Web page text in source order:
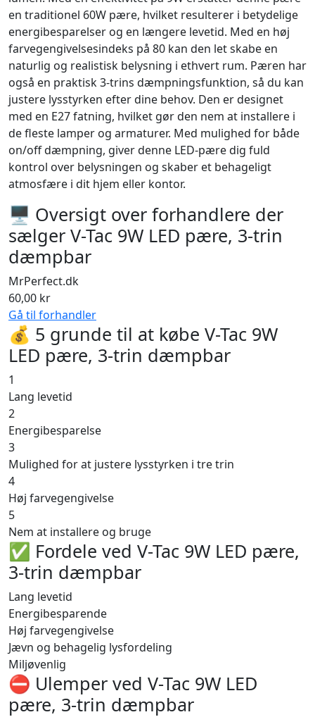
en traditionel 60W pære, hvilket resulterer i betydelige
energibesparelser og en længere levetid. Med en høj
farvegengivelsesindeks på 80 kan den let skabe en
naturlig og realistisk belysning i ethvert rum. Pæren har
også en praktisk 3-trins dæmpningsfunktion, så du kan
justere lysstyrken efter dine behov. Den er designet
med en E27 fatning, hvilket gør den nem at installere i
de fleste lamper og armaturer. Med mulighed for både
on/off dæmpning, giver denne LED-pære dig fuld
kontrol over belysningen og skaber et behageligt
atmosfære i dit hjem eller kontor.
🖥 Oversigt over forhandlere der
sælger V-Tac 9W LED pære, 3-trin
dæmpbar
MrPerfect.dk
60,00 kr
Gå til forhandler
💰 5 grunde til at købe V-Tac 9W
LED pære, 3-trin dæmpbar
1
Lang levetid
2
Energibesparelse
3
Mulighed for at justere lysstyrken i tre trin
4
Høj farvegengivelse
5
Nem at installere og bruge
✅ Fordele ved V-Tac 9W LED pære,
3-trin dæmpbar
Lang levetid
Energibesparende
Høj farvegengivelse
Jævn og behagelig lysfordeling
Miljøvenlig
⛔️ Ulemper ved V-Tac 9W LED
pære, 3-trin dæmpbar